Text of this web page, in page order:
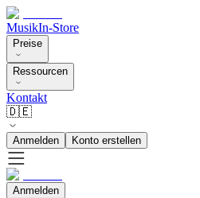
MusikIn-Store
Preise
Ressourcen
Kontakt
🇩🇪
Anmelden Konto erstellen
Anmelden